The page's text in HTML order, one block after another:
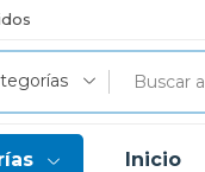
Inicio